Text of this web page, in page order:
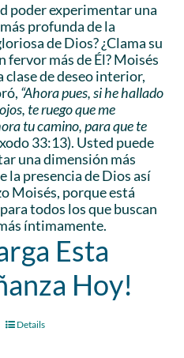
poder experimentar una
profunda de la
de Dios? ¿Clama su
fervor más de Él? Moisés
clase de deseo interior,
“Ahora pues, si he hallado
te ruego que me
tu camino, para que te
33:13). Usted puede
una dimensión más
la presencia de Dios así
Moisés, porque está
todos los que buscan
íntimamente.
Esta
Hoy!
Details